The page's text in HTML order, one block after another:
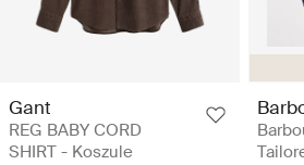
Gant
REG BABY CORD
SHIRT - Koszule